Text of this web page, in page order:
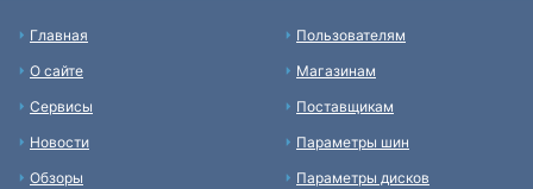
Главная
О сайте
Сервисы
Новости
Обзоры
Пользователям
Магазинам
Поставщикам
Параметры шин
Параметры дисков